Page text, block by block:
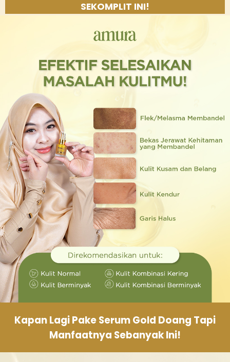
SEKOMPLIT INI!
Kapan Lagi Pake Serum Gold Doang Tapi
Manfaatnya Sebanyak Ini!